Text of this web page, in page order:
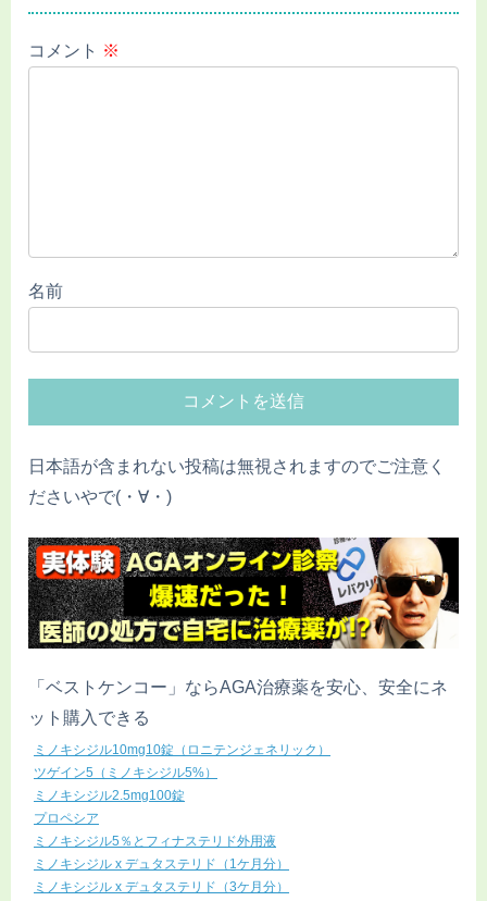
コメント ※
名前
日本語が含まれない投稿は無視されますのでご注意く
ださいやで(・∀・)
「ベストケンコー」ならAGA治療薬を安心、安全にネ
ット購入できる
ミノキシジル10mg10錠（ロニテンジェネリック）
ツゲイン5（ミノキシジル5%）
ミノキシジル2.5mg100錠
プロペシア
ミノキシジル5％とフィナステリド外用液
ミノキシジル x デュタステリド（1ケ月分）
ミノキシジル x デュタステリド（3ケ月分）